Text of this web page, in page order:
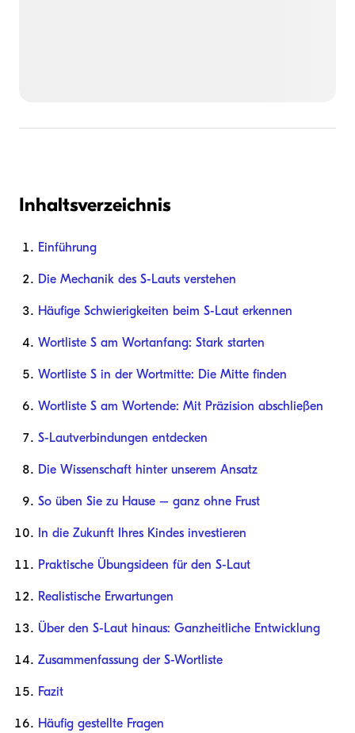
Inhaltsverzeichnis
Einführung
Die Mechanik des S-Lauts verstehen
Häufige Schwierigkeiten beim S-Laut erkennen
Wortliste S am Wortanfang: Stark starten
Wortliste S in der Wortmitte: Die Mitte finden
Wortliste S am Wortende: Mit Präzision abschließen
S-Lautverbindungen entdecken
Die Wissenschaft hinter unserem Ansatz
So üben Sie zu Hause – ganz ohne Frust
In die Zukunft Ihres Kindes investieren
Praktische Übungsideen für den S-Laut
Realistische Erwartungen
Über den S-Laut hinaus: Ganzheitliche Entwicklung
Zusammenfassung der S-Wortliste
Fazit
Häufig gestellte Fragen